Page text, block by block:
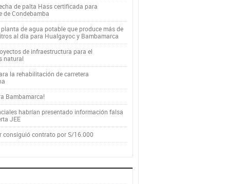
de palta Hass certificada para
de Condebamba
de agua potable que produce más de
al día para Hualgayoc y Bambamarca
de infraestructura para el
natural
la rehabilitación de carretera
Bambamarca!
habrían presentado información falsa
JEE
consiguió contrato por S/16.000